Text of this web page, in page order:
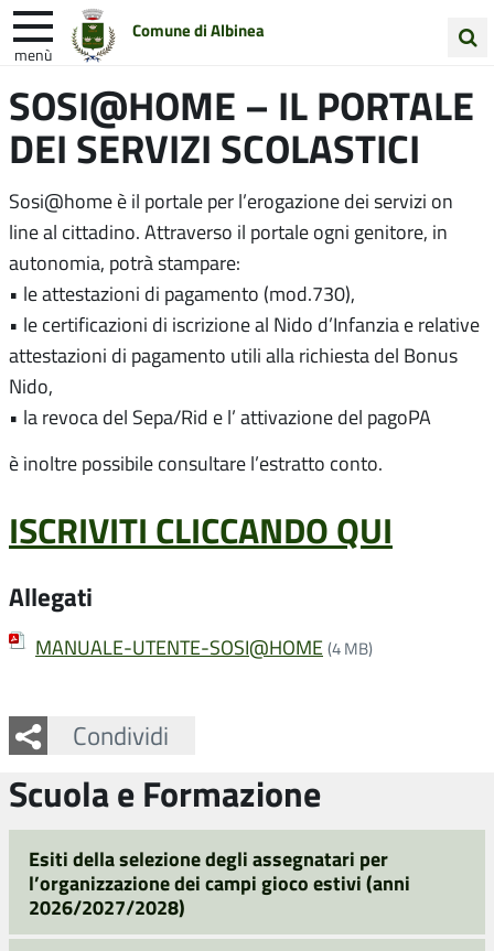
Comune di Albinea
menù
nel
sito
Entra in Comune Vivi Albinea
Unione Colline Matildiche
SOSI@HOME – IL PORTALE
DEI SERVIZI SCOLASTICI
Sosi@home è il portale per l’erogazione dei servizi on
line al cittadino. Attraverso il portale ogni genitore, in
autonomia, potrà stampare:
• le attestazioni di pagamento (mod.730),
• le certificazioni di iscrizione al Nido d’Infanzia e relative
attestazioni di pagamento utili alla richiesta del Bonus
Nido,
• la revoca del Sepa/Rid e l’ attivazione del pagoPA
è inoltre possibile consultare l’estratto conto.
ISCRIVITI CLICCANDO QUI
Allegati
MANUALE-UTENTE-SOSI@HOME(4 MB)
Condividi
Facebook
Twitter
Whatsapp
Scuola e Formazione
Esiti della selezione degli assegnatari per
l’organizzazione dei campi gioco estivi (anni
2026/2027/2028)